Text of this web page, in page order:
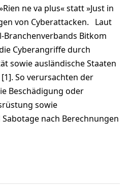
ne va plus« statt »Just in
von Cyberattacken. Laut
Branchenverbands Bitkom
Cyberangriffe durch
sowie ausländische Staaten
So verursachten der
Beschädigung oder
sowie
nach Berechnungen